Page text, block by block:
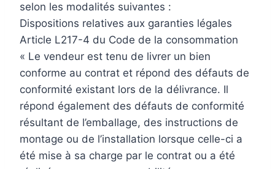
selon les modalités suivantes :
Dispositions relatives aux garanties légales
Article L217-4 du Code de la consommation
« Le vendeur est tenu de livrer un bien
conforme au contrat et répond des défauts de
conformité existant lors de la délivrance. Il
répond également des défauts de conformité
résultant de l’emballage, des instructions de
montage ou de l’installation lorsque celle-ci a
été mise à sa charge par le contrat ou a été